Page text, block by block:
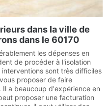
dans la ville de
dans le 60170
les dépenses en
de procéder à l'isolation
sont très difficiles
proposer de faire
a beaucoup d'expérience en
proposer une facturation